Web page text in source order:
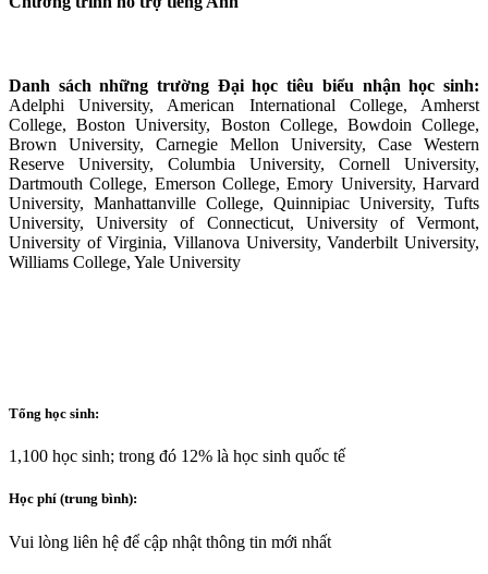
Danh sách những trường Đại học tiêu biểu nhận học sinh:
Adelphi University, American International College, Amherst
College, Boston University, Boston College, Bowdoin College,
Brown University, Carnegie Mellon University, Case Western
Reserve University, Columbia University, Cornell University,
Dartmouth College, Emerson College, Emory University, Harvard
University, Manhattanville College, Quinnipiac University, Tufts
University, University of Connecticut, University of Vermont,
University of Virginia, Villanova University, Vanderbilt University,
Williams College, Yale University
Tổng học sinh:
1,100 học sinh; trong đó 12% là học sinh quốc tế
Học phí (trung bình):
Vui lòng liên hệ để cập nhật thông tin mới nhất